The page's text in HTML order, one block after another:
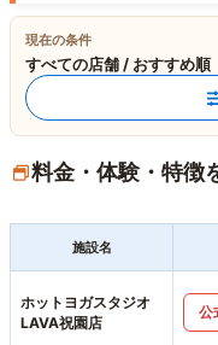
現在の条件
すべての店舗 / おすすめ順
料金・体験・特徴
施設名
ホットヨガスタジオ
LAVA祝園店
公